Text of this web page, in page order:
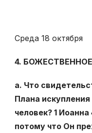
Среда 18 октября
4.
а. Что
Плана
человек? 1
потому что Он